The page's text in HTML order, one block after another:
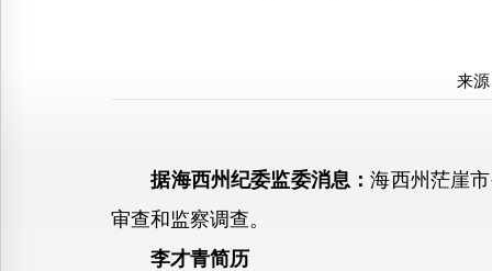
来
据海西州纪委监委消息：海西州茫崖
审查和监察调查。
李才青简历